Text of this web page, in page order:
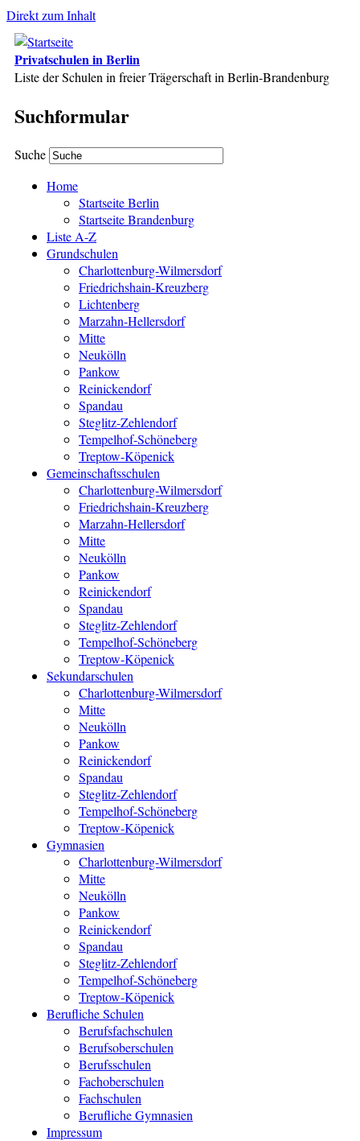
Direkt zum Inhalt
Privatschulen in Berlin
Liste der Schulen in freier Trägerschaft in Berlin-Brandenburg
Suchformular
Suche
Home
Startseite Berlin
Startseite Brandenburg
Liste A-Z
Grundschulen
Charlottenburg-Wilmersdorf
Friedrichshain-Kreuzberg
Lichtenberg
Marzahn-Hellersdorf
Mitte
Neukölln
Pankow
Reinickendorf
Spandau
Steglitz-Zehlendorf
Tempelhof-Schöneberg
Treptow-Köpenick
Gemeinschaftsschulen
Charlottenburg-Wilmersdorf
Friedrichshain-Kreuzberg
Marzahn-Hellersdorf
Mitte
Neukölln
Pankow
Reinickendorf
Spandau
Steglitz-Zehlendorf
Tempelhof-Schöneberg
Treptow-Köpenick
Sekundarschulen
Charlottenburg-Wilmersdorf
Mitte
Neukölln
Pankow
Reinickendorf
Spandau
Steglitz-Zehlendorf
Tempelhof-Schöneberg
Treptow-Köpenick
Gymnasien
Charlottenburg-Wilmersdorf
Mitte
Neukölln
Pankow
Reinickendorf
Spandau
Steglitz-Zehlendorf
Tempelhof-Schöneberg
Treptow-Köpenick
Berufliche Schulen
Berufsfachschulen
Berufsoberschulen
Berufsschulen
Fachoberschulen
Fachschulen
Berufliche Gymnasien
Impressum